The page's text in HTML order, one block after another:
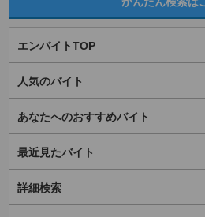
エンバイトTOP
人気のバイト
あなたへのおすすめバイト
最近見たバイト
詳細検索